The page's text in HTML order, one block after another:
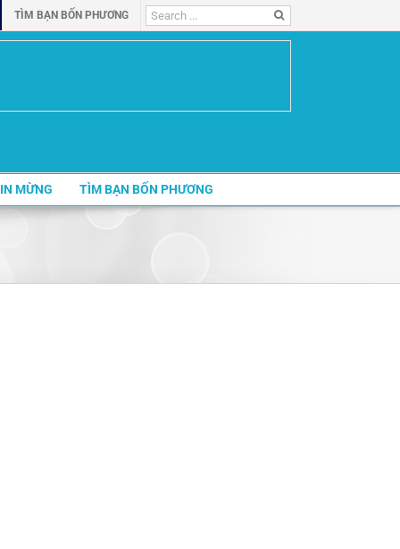
TÌM BẠN BỐN PHƯƠNG
Search
for:
MỪNG TÌM BẠN BỐN PHƯƠNG